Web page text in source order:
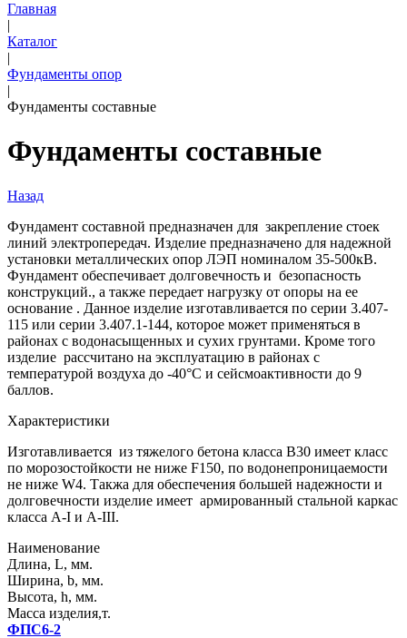
Главная
|
Каталог
|
Фундаменты опор
|
Фундаменты составные
Фундаменты составные
Назад
Фундамент составной предназначен для закрепление стоек
линий электропередач. Изделие предназначено для надежной
установки металлических опор ЛЭП номиналом 35-500кВ.
Фундамент обеспечивает долговечность и безопасность
конструкций., а также передает нагрузку от опоры на ее
основание . Данное изделие изготавливается по серии 3.407-
115 или серии 3.407.1-144, которое может применяться в
районах с водонасыщенных и сухих грунтами. Кроме того
изделие рассчитано на эксплуатацию в районах с
температурой воздуха до -40°C и сейсмоактивности до 9
баллов.
Характеристики
Изготавливается из тяжелого бетона класса В30 имеет класс
по морозостойкости не ниже F150, по водонепроницаемости
не ниже W4. Такжа для обеспечения большей надежности и
долговечности изделие имеет армированный стальной каркас
класса А-I и А-III.
Наименование
Длина, L, мм.
Ширина, b, мм.
Высота, h, мм.
Масса изделия,т.
ФПС6-2